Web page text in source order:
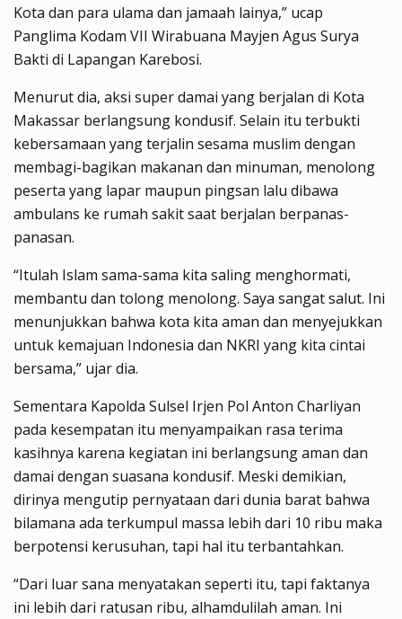
Kota dan para ulama dan jamaah lainya,” ucap
Panglima Kodam VII Wirabuana Mayjen Agus Surya
Bakti di Lapangan Karebosi.
Menurut dia, aksi super damai yang berjalan di Kota
Makassar berlangsung kondusif. Selain itu terbukti
kebersamaan yang terjalin sesama muslim dengan
membagi-bagikan makanan dan minuman, menolong
peserta yang lapar maupun pingsan lalu dibawa
ambulans ke rumah sakit saat berjalan berpanas-
panasan.
“Itulah Islam sama-sama kita saling menghormati,
membantu dan tolong menolong. Saya sangat salut. Ini
menunjukkan bahwa kota kita aman dan menyejukkan
untuk kemajuan Indonesia dan NKRI yang kita cintai
bersama,” ujar dia.
Sementara Kapolda Sulsel Irjen Pol Anton Charliyan
pada kesempatan itu menyampaikan rasa terima
kasihnya karena kegiatan ini berlangsung aman dan
damai dengan suasana kondusif. Meski demikian,
dirinya mengutip pernyataan dari dunia barat bahwa
bilamana ada terkumpul massa lebih dari 10 ribu maka
berpotensi kerusuhan, tapi hal itu terbantahkan.
“Dari luar sana menyatakan seperti itu, tapi faktanya
ini lebih dari ratusan ribu, alhamdulilah aman. Ini